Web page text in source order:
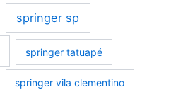
springer sp
springer tatuapé
springer vila clementino